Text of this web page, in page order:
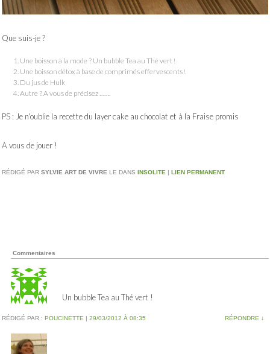
Que suis-je ?
Une boisson à la mode ? Un bubble Tea au Thé vert !
Une boisson détox à base de comprimés effervescents !
Du jus de Hulk
Autre ? A vous de précisez …….
PS : Je n'oublie la recette du layer cake au chocolat et à la Fraise promis
A vous de jouer !
RÉDIGÉ PAR SYLVIE ART DE VIVRE LE DANS INSOLITE | LIEN PERMANENT
Commentaires
Un bubble Tea au Thé vert !
RÉDIGÉ PAR : POUCINETTE | 29/03/2012 À 08:35 RÉPONDRE ↓